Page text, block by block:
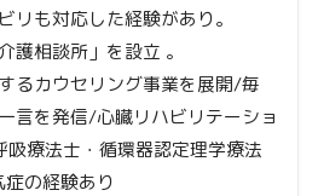
リも対応した経験があり。
護相談所」を設立 。
るカウセリング事業を展開/毎
言を発信/心臓リハビリテーショ
吸療法士・循環器認定理学療法
の経験あり